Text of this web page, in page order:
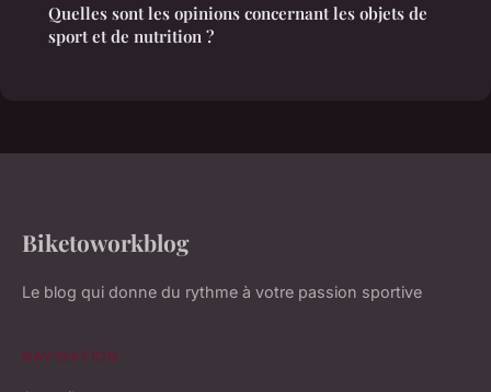
Quelles sont les opinions concernant les objets de
sport et de nutrition ?
Biketoworkblog
Le blog qui donne du rythme à votre passion sportive
NAVIGATION